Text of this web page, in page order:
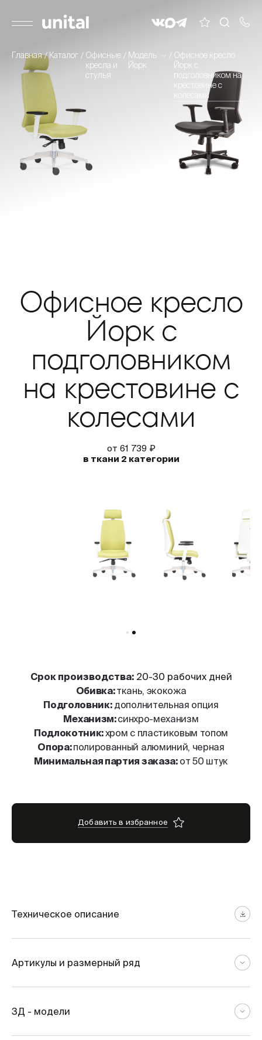
Главная Каталог
Офисные
кресла и
стулья
Модель
Йорк
Офисное кресло
Йорк с
подголовником на
крестовине с
колесами
Офисное кресло
Йорк с
подголовником
на крестовине с
колесами
от 61 739 ₽
в ткани 2 категории
Cрок производства:20-30 рабочих дней
Обивка:ткань, экокожа
Подголовник:дополнительная опция
Механизм:синхро-механизм
Подлокотник:хром с пластиковым топом
Опора:полированный алюминий, черная
Минимальная партия заказа:от 50 штук
Добавить в избранное
Техническое описание
Артикулы и размерный ряд
3Д - модели